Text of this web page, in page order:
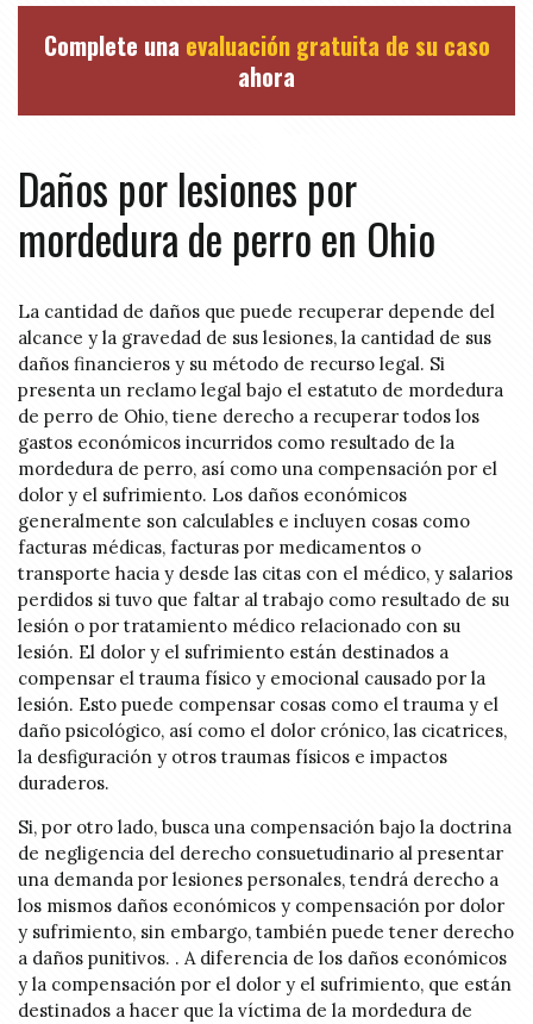
Complete una evaluación gratuita de su caso
ahora
Daños por lesiones por
mordedura de perro en Ohio
La cantidad de daños que puede recuperar depende del
alcance y la gravedad de sus lesiones, la cantidad de sus
daños financieros y su método de recurso legal. Si
presenta un reclamo legal bajo el estatuto de mordedura
de perro de Ohio, tiene derecho a recuperar todos los
gastos económicos incurridos como resultado de la
mordedura de perro, así como una compensación por el
dolor y el sufrimiento. Los daños económicos
generalmente son calculables e incluyen cosas como
facturas médicas, facturas por medicamentos o
transporte hacia y desde las citas con el médico, y salarios
perdidos si tuvo que faltar al trabajo como resultado de su
lesión o por tratamiento médico relacionado con su
lesión. El dolor y el sufrimiento están destinados a
compensar el trauma físico y emocional causado por la
lesión. Esto puede compensar cosas como el trauma y el
daño psicológico, así como el dolor crónico, las cicatrices,
la desfiguración y otros traumas físicos e impactos
duraderos.
Si, por otro lado, busca una compensación bajo la doctrina
de negligencia del derecho consuetudinario al presentar
una demanda por lesiones personales, tendrá derecho a
los mismos daños económicos y compensación por dolor
y sufrimiento, sin embargo, también puede tener derecho
a daños punitivos. . A diferencia de los daños económicos
y la compensación por el dolor y el sufrimiento, que están
destinados a hacer que la víctima de la mordedura de